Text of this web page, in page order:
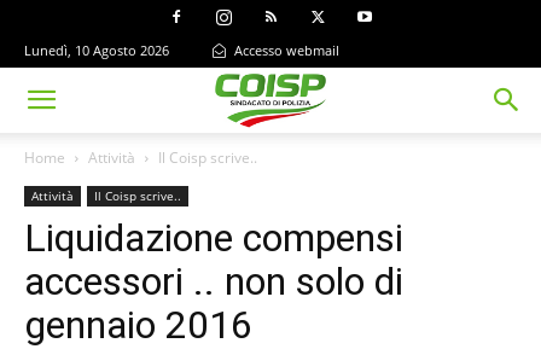
Lunedì, 10 Agosto 2026 Accesso webmail
Home Attività Il Coisp scrive..
Attività Il Coisp scrive..
Liquidazione compensi
accessori .. non solo di
gennaio 2016